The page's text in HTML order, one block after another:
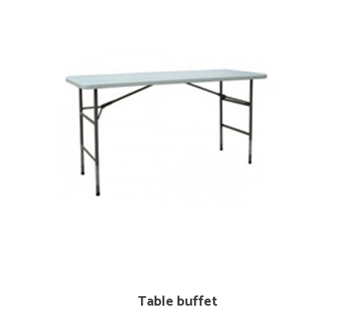
Table buffet